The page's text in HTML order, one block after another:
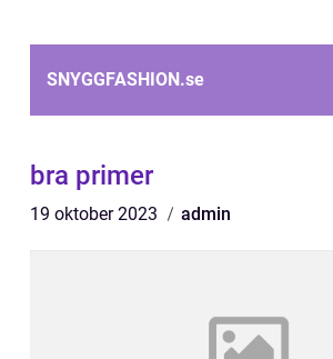
SNYGGFASHION.se
bra primer
19 oktober 2023 admin